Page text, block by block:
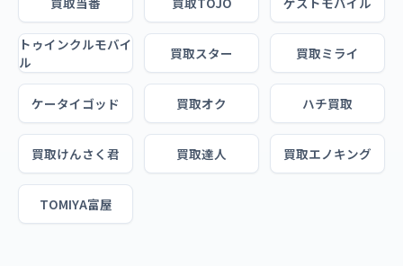
トゥインクルモバイ
ル
買取スター 買取ミライ
ケータイゴッド 買取オク ハチ買取
買取けんさく君 買取達人 買取エノキング
TOMIYA富屋